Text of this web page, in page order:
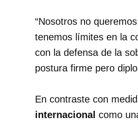
“Nosotros no
tenemos límites en la
con la defensa de la
postura firme pero
En contraste con
internacional como